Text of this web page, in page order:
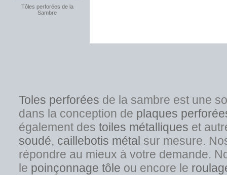
Tôles perforées de la
Sambre
Toles perforées de la sambre est une
dans la conception de plaques
également destoiles métalliques et
soudé, caillebotis métal sur mesure.
répondre au mieux à votre demande.
le poinçonnage tôle ou encore le